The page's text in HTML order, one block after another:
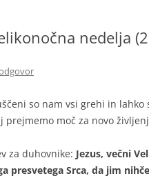
MINISTRANTI
ŽUPNIJSKI GOSPODARSKI
MOŽJE SVETEGA JOŽEFA
nedelja
so nam vsi grehi in
prejmemo moč za
za duhovnike: Jezus, večni
presvetega Srca, da jim